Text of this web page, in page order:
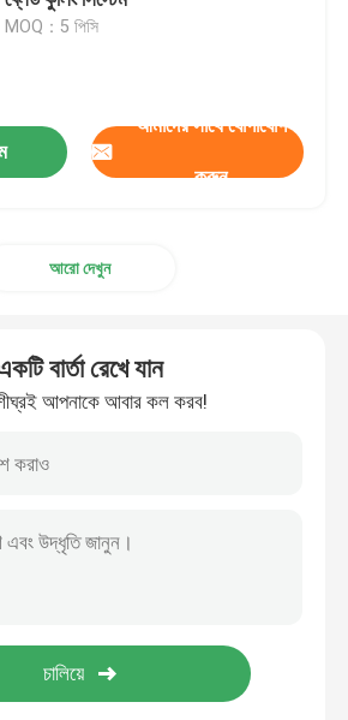
সিস্টেম সমাবেশ
MOQ：5 পিসি
আমাদের সাথে যোগাযোগ
করুন
আরো দেখুন
বার্তা রেখে যান
আপনাকে আবার কল করব!